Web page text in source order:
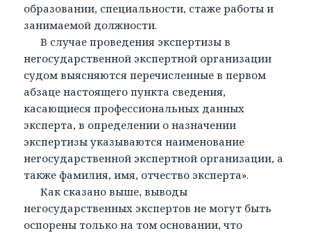
образовании, специальности, стаже работы и
занимаемой должности.
В случае проведения экспертизы в
негосударственной экспертной организации
судом выясняются перечисленные в первом
абзаце настоящего пункта сведения,
касающиеся профессиональных данных
эксперта, в определении о назначении
экспертизы указываются наименование
негосударственной экспертной организации, а
также фамилия, имя, отчество эксперта».
Как сказано выше, выводы
негосударственных экспертов не могут быть
оспорены только на том основании, что